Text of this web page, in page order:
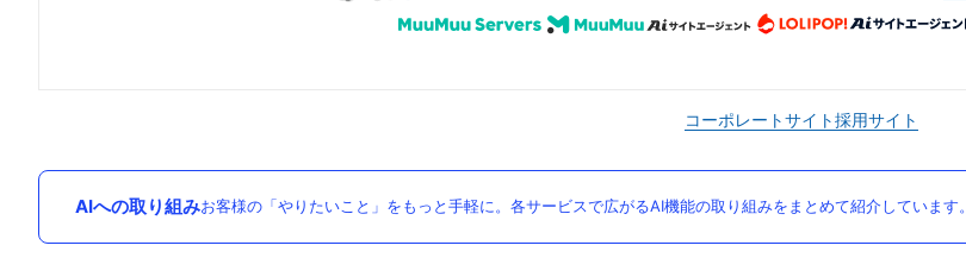
コーポレートサイト採用サイト
AIへの取り組みお客様の「やりたいこと」をもっと手軽に。各サービスで広がるAI機能の取り組みをまとめて紹介しています。